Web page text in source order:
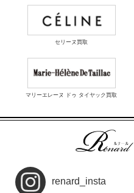
セリーヌ買取
マリーエレーヌ ドゥ タイヤック買取
renard_insta